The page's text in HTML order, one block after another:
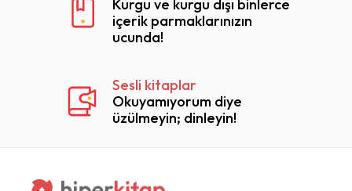
Kurgu ve kurgu dışı binlerce
içerik parmaklarınızın
ucunda!
Sesli kitaplar
Okuyamıyorum diye
üzülmeyin; dinleyin!